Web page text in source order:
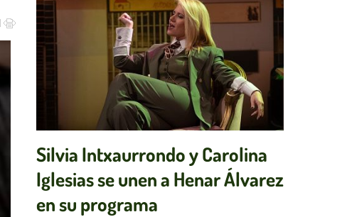
Silvia Intxaurrondo y Carolina
Iglesias se unen a Henar Álvarez
en su programa